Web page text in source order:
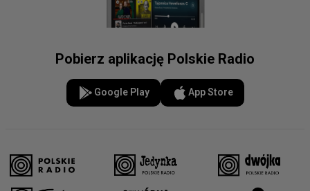
Pobierz aplikację Polskie Radio
Google Play App Store